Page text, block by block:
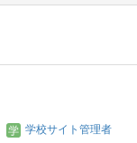
学校サイト管理者